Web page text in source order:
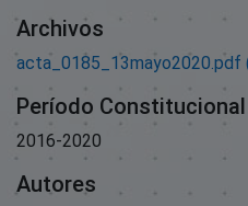
Archivos
acta_0185_13mayo2020.pdf
Período Constitucional
2016-2020
Autores